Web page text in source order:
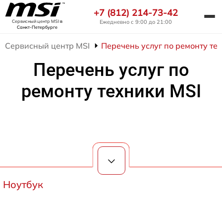
Сервисный центр MSIв
Санкт-Петербурге
+7 (812) 214-73-42
Ежедневно с 9:00 до 21:00
Сервисный центр MSI Перечень услуг по ремонту
Перечень услуг по
ремонту техники MSI
Ноутбук